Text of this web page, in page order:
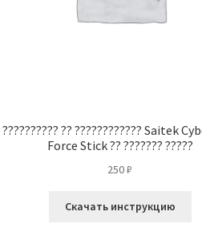
?????????? ?? ???????????? Saitek
Force Stick ?? ??????? ?????
250₽
Скачать инструкцию